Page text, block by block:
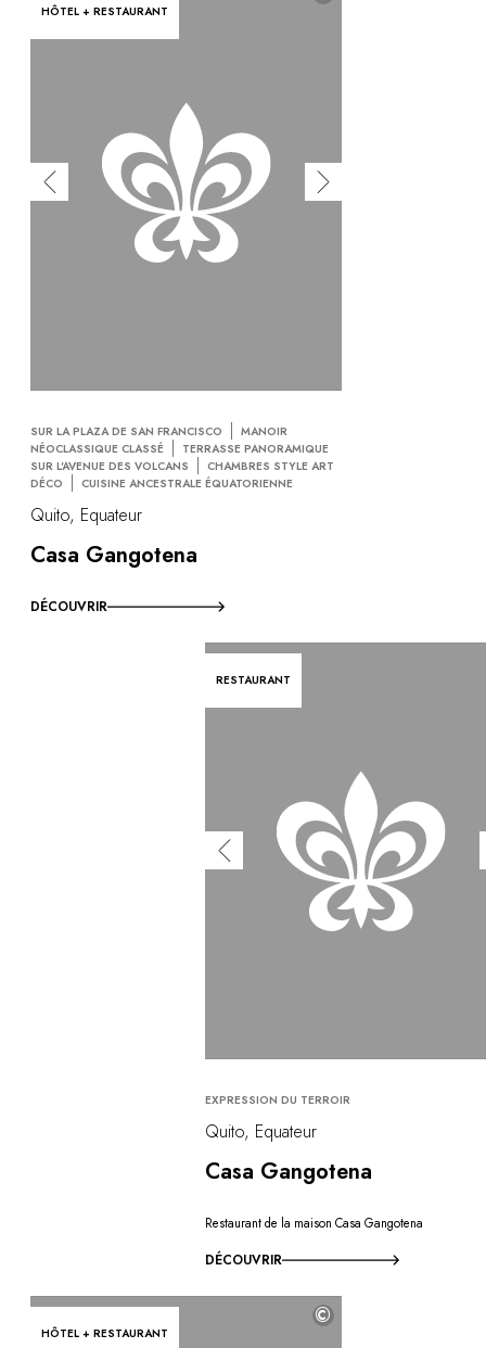
HÔTEL + RESTAURANT
SUR LA PLAZA DE SAN FRANCISCO
MANOIR
NÉOCLASSIQUE CLASSÉ
TERRASSE PANORAMIQUE
SUR L'AVENUE DES VOLCANS
CHAMBRES STYLE ART
DÉCO
CUISINE ANCESTRALE ÉQUATORIENNE
Quito, Equateur
Casa Gangotena
DÉCOUVRIR
RESTAURANT
EXPRESSION DU TERROIR
Quito, Equateur
Casa Gangotena
Restaurant de la maison Casa Gangotena
DÉCOUVRIR
HÔTEL + RESTAURANT
©